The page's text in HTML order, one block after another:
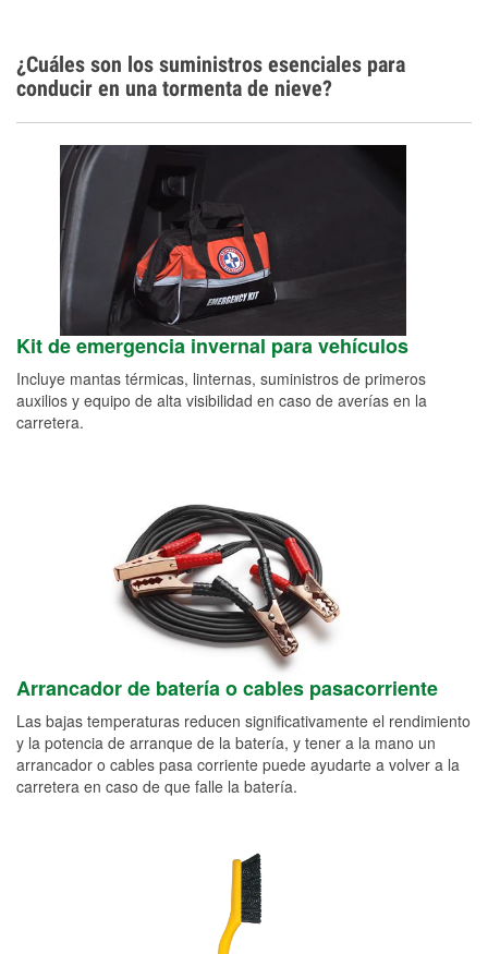
¿Cuáles son los suministros esenciales para
conducir en una tormenta de nieve?
Kit de emergencia invernal para vehículos
Incluye mantas térmicas, linternas, suministros de primeros
auxilios y equipo de alta visibilidad en caso de averías en la
carretera.
Arrancador de batería o cables pasacorriente
Las bajas temperaturas reducen significativamente el rendimiento
y la potencia de arranque de la batería, y tener a la mano un
arrancador o cables pasa corriente puede ayudarte a volver a la
carretera en caso de que falle la batería.